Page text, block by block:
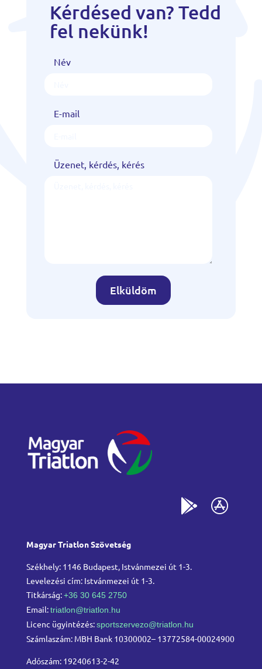
Kérdésed van? Tedd
fel nekünk!
Név
E-mail
Üzenet, kérdés, kérés
Elküldöm
Magyar Triatlon Szövetség
Székhely: 1146 Budapest, Istvánmezei út 1-3.
Levelezési cím: Istvánmezei út 1-3.
Titkárság:+36 30 645 2750
Email:triatlon@triatlon.hu
Licenc ügyintézés:sportszervezo@triatlon.hu
Számlaszám: MBH Bank 10300002– 13772584-00024900
Adószám: 19240613-2-42